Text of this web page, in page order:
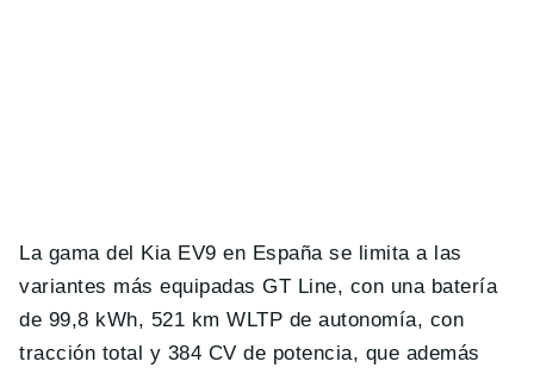
La gama del Kia EV9 en España se limita a las
variantes más equipadas GT Line, con una batería
de 99,8 kWh, 521 km WLTP de autonomía, con
tracción total y 384 CV de potencia, que además